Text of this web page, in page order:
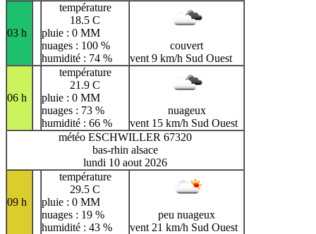
03 h
température
18.5 C
pluie : 0 MM
nuages : 100 %
humidité : 74 %
couvert
vent 9 km/h Sud Ouest
06 h
température
21.9 C
pluie : 0 MM
nuages : 73 %
humidité : 66 %
nuageux
vent 15 km/h Sud Ouest
météo ESCHWILLER 67320
bas-rhin alsace
lundi 10 aout 2026
09 h
température
29.5 C
pluie : 0 MM
nuages : 19 %
humidité : 43 %
peu nuageux
vent 21 km/h Sud Ouest